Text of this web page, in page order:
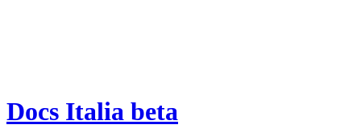
Docs Italia beta